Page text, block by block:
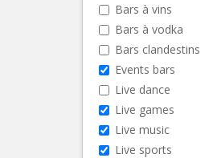
Bars à vins
Bars à vodka
Bars clandestins
Events bars
Live dance
Live games
Live music
Live sports